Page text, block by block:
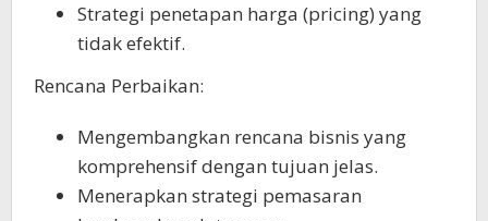
Strategi penetapan harga (pricing) yang
tidak efektif.
Rencana Perbaikan:
Mengembangkan rencana bisnis yang
komprehensif dengan tujuan jelas.
Menerapkan strategi pemasaran